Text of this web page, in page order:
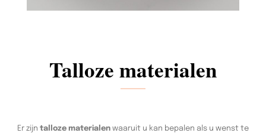
Talloze materialen
Er zijn talloze materialen waaruit u kan bepalen als u wenst te